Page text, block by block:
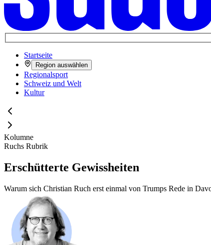
Startseite
Region auswählen
Regionalsport
Schweiz und Welt
Kultur
Kolumne
Ruchs Rubrik
Erschütterte Gewissheiten
Warum sich Christian Ruch erst einmal von Trumps Rede in